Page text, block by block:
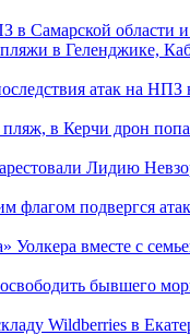
в Самарской области
в Геленджике,
атак на НПЗ
в Керчи дрон
Лидию
флагом подвергся
Уолкера вместе с
бывшего
Wildberries в